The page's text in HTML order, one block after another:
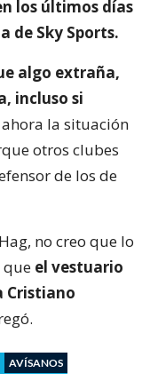
los últimos días
de Sky Sports.
algo extraña,
incluso si
ahora la situación
otros clubes
de los de
no creo que lo
que el vestuario
Cristiano
AVÍSANOS